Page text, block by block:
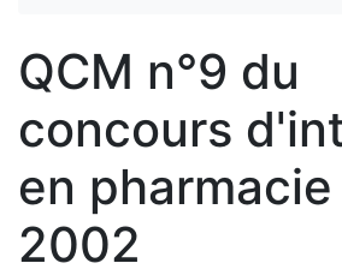
QCM n°9 du
concours
en
2002